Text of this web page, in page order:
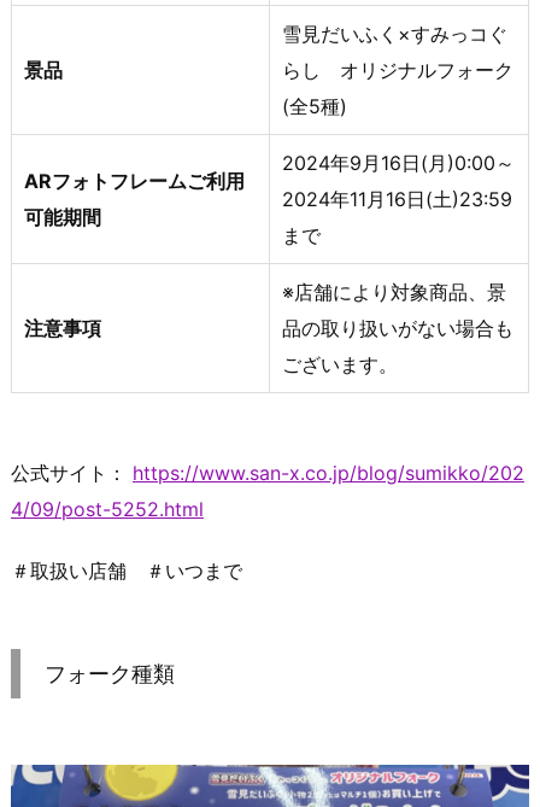
景品
雪見だいふく×すみっコぐ
らし オリジナルフォーク
(全5種)
ARフォトフレームご利用
可能期間
2024年9月16日(月)0:00～
2024年11月16日(土)23:59
まで
注意事項
※店舗により対象商品、景
品の取り扱いがない場合も
ございます。
公式サイト：
https://www.san-x.co.jp/blog/sumikko/202
4/09/post-5252.html
＃取扱い店舗 ＃いつまで
フォーク種類